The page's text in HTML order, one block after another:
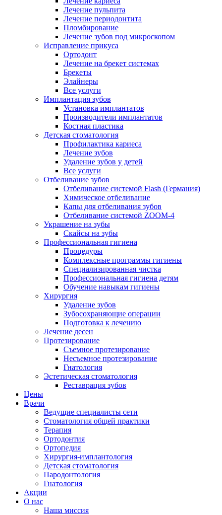
Лечение пульпита
Лечение периодонтита
Пломбирование
Лечение зубов под микроскопом
Исправление прикуса
Ортодонт
Лечение на брекет системах
Брекеты
Элайнеры
Все услуги
Имплантация зубов
Установка имплантатов
Производители имплантатов
Костная пластика
Детская стоматология
Профилактика кариеса
Лечение зубов
Удаление зубов у детей
Все услуги
Отбеливание зубов
Отбеливание системой Flash (Германия)
Химическое отбеливание
Капы для отбеливания зубов
Отбеливание системой ZOOM-4
Украшение на зубы
Скайсы на зубы
Профессиональная гигиена
Процедуры
Комплексные программы гигиены
Специализированная чистка
Профессиональная гигиена детям
Обучение навыкам гигиены
Хирургия
Удаление зубов
Зубосохраняющие операции
Подготовка к лечению
Лечение десен
Протезирование
Съемное протезирование
Несъемное протезирование
Гнатология
Эстетическая стоматология
Реставрация зубов
Цены
Врачи
Ведущие специалисты сети
Стоматология общей практики
Терапия
Ортодонтия
Ортопедия
Хирургия-имплантология
Детская стоматология
Пародонтология
Гнатология
Акции
О нас
Наша миссия